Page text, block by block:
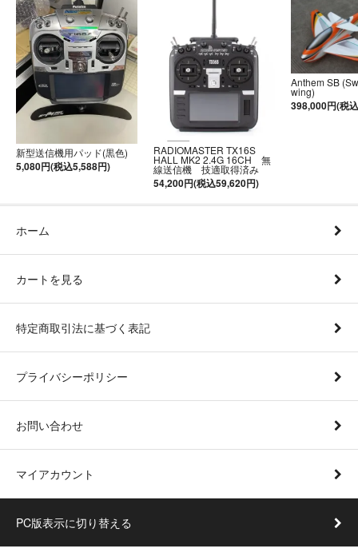
新型送信機用パッド(黒色)
5,080円(税込5,588円)
RADIOMASTER TX16S
HALL MK2 2.4G 16CH 無
線送信機 技適取得済み
54,200円(税込59,620円)
Anthem SB
wing)
398,000円(税
ホーム
カートを見る
特定商取引法に基づく表記
プライバシーポリシー
お問い合わせ
マイアカウント
PC版表示に切り替える